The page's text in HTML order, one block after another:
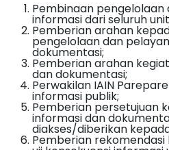
Pembinaan pengelolaan
informasi dari seluruh
Pemberian arahan
pengelolaan dan
dokumentasi;
Pemberian arahan
dan dokumentasi;
Perwakilan IAIN
informasi publik;
Pemberian persetujuan
informasi dan
diakses/diberikan
Pemberian rekomendasi